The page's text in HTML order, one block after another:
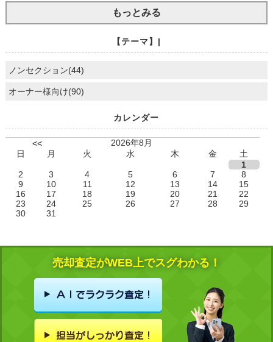
もっとみる
【テーマ】|
ノンセクション(44)
オーナー様向け(90)
カレンダー
<<
2026年8月
日
月 火 水 木 金
土
1
2
3 4 5 6 7
8
9
10 11 12 13 14
15
16
17 18 19 20 21
22
23
24 25 26 27 28
29
30
31
売却査定がWEB上でスグわかる！